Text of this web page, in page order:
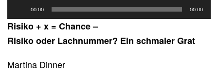
Player
00:00 00:00
Risiko + x = Chance –
Risiko oder Lachnummer? Ein schmaler Grat
Martina Dinner